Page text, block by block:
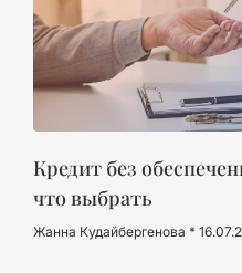
Кредит без
что выбрать
Жанна Кудайбергенова